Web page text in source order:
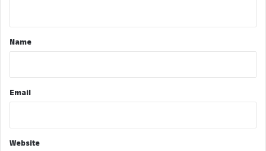
*Name
Email
Website